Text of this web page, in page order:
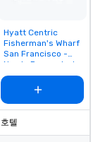
Removed from
favorites
Hyatt Centric
Fisherman's Wharf
San Francisco -
Newly Renovated
호텔